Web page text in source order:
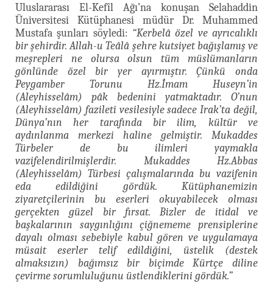
Uluslararası El-Kefîl Ağı’na konuşan Selahaddin
Üniversitesi Kütüphanesi müdür Dr. Muhammed
Mustafa şunları söyledi: “Kerbelâ özel ve ayrıcalıklı
bir şehirdir. Allah-u Teâlâ şehre kutsiyet bağışlamış ve
meşrepleri ne olursa olsun tüm müslümanların
gönlünde özel bir yer ayırmıştır. Çünkü onda
Peygamber Torunu Hz.İmam Huseyn’in
(Aleyhisselâm) pâk bedenini yatmaktadır. O’nun
(Aleyhisselâm) fazileti vesilesiyle sadece Irak’ta değil,
Dünya’nın her tarafında bir ilim, kültür ve
aydınlanma merkezi haline gelmiştir. Mukaddes
Türbeler de bu ilimleri yaymakla
vazifelendirilmişlerdir. Mukaddes Hz.Abbas
(Aleyhisselâm) Türbesi çalışmalarında bu vazifenin
eda edildiğini gördük. Kütüphanemizin
ziyaretçilerinin bu eserleri okuyabilecek olması
gerçekten güzel bir fırsat. Bizler de itidal ve
başkalarının saygınlığını çiğnememe prensiplerine
dayalı olması sebebiyle kabul gören ve uygulamaya
müsait eserler telif edildiğini, üstelik (destek
almaksızın) bağımsız bir biçimde Kürtçe diline
çevirme sorumluluğunu üstlendiklerini gördük.”